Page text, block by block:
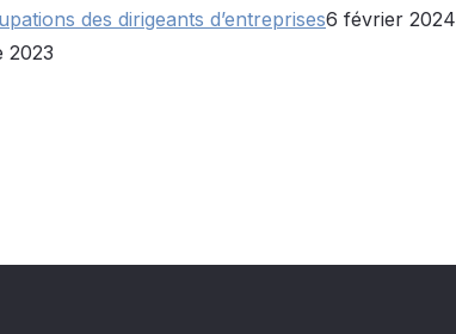
des dirigeants d’entreprises6 février 2024
2023